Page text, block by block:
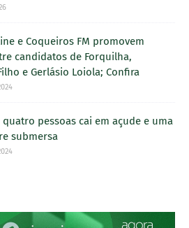
e Coqueiros FM promovem
candidatos de Forquilha,
e Gerlásio Loiola; Confira
quatro pessoas cai em açude e uma
submersa